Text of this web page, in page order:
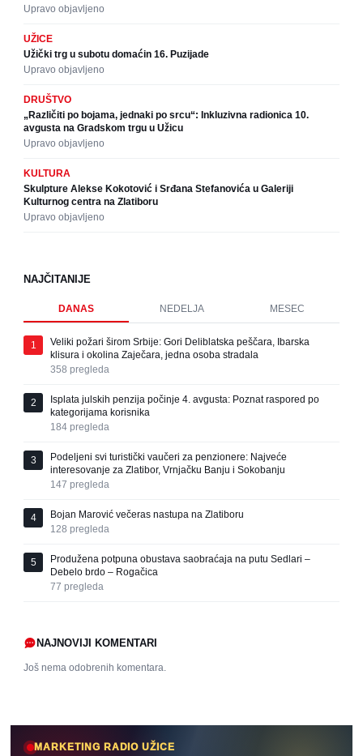
Upravo objavljeno
UŽICE
Užički trg u subotu domaćin 16. Puzijade
Upravo objavljeno
DRUŠTVO
„Različiti po bojama, jednaki po srcu“: Inkluzivna radionica 10.
avgusta na Gradskom trgu u Užicu
Upravo objavljeno
KULTURA
Skulpture Alekse Kokotović i Srđana Stefanovića u Galeriji
Kulturnog centra na Zlatiboru
Upravo objavljeno
NAJČITANIJE
DANAS NEDELJA MESEC
1
Veliki požari širom Srbije: Gori Deliblatska peščara, Ibarska
klisura i okolina Zaječara, jedna osoba stradala
358 pregleda
2
Isplata julskih penzija počinje 4. avgusta: Poznat raspored po
kategorijama korisnika
184 pregleda
3
Podeljeni svi turistički vaučeri za penzionere: Najveće
interesovanje za Zlatibor, Vrnjačku Banju i Sokobanju
147 pregleda
4
Bojan Marović večeras nastupa na Zlatiboru
128 pregleda
5
Produžena potpuna obustava saobraćaja na putu Sedlari –
Debelo brdo – Rogačica
77 pregleda
NAJNOVIJI KOMENTARI
Još nema odobrenih komentara.
MARKETING RADIO UŽICE